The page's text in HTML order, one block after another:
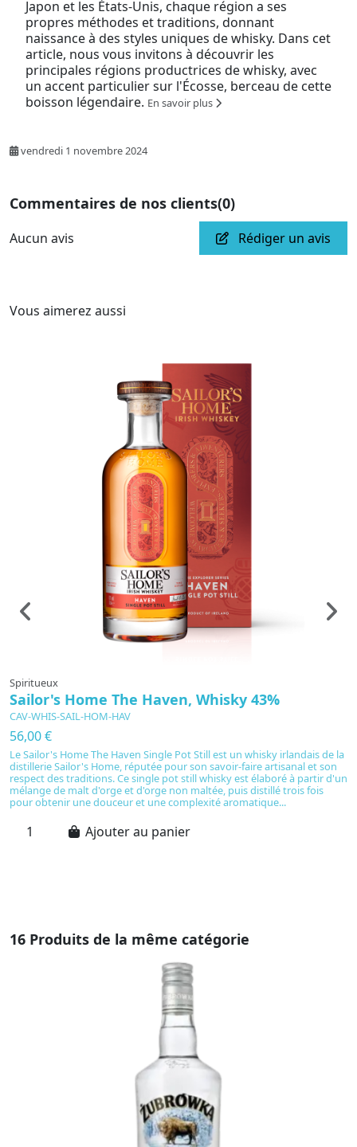
Japon et les États-Unis, chaque région a ses
propres méthodes et traditions, donnant
naissance à des styles uniques de whisky. Dans cet
article, nous vous invitons à découvrir les
principales régions productrices de whisky, avec
un accent particulier sur l'Écosse, berceau de cette
boisson légendaire. En savoir plus
vendredi 1 novembre 2024
Commentaires de nos clients(0)
Aucun avis Rédiger un avis
Vous aimerez aussi
Spiritueux
Sailor's Home The Haven, Whisky 43%
CAV-WHIS-SAIL-HOM-HAV
56,00 €
Le Sailor's Home The Haven Single Pot Still est un whisky irlandais de la
distillerie Sailor's Home, réputée pour son savoir-faire artisanal et son
respect des traditions. Ce single pot still whisky est élaboré à partir d'un
mélange de malt d'orge et d'orge non maltée, puis distillé trois fois
pour obtenir une douceur et une complexité aromatique...
Ajouter au panier
16 Produits de la même catégorie